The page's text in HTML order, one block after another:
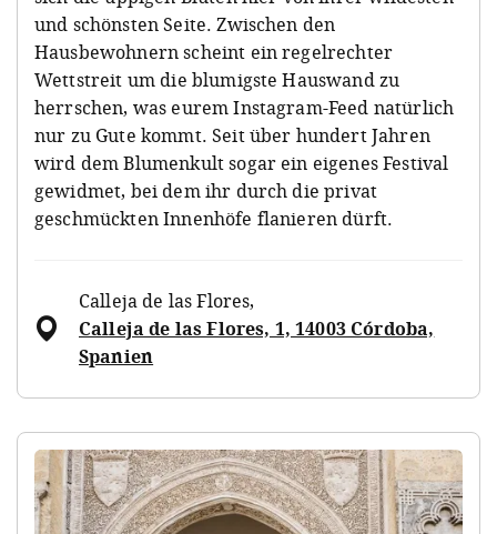
und schönsten Seite. Zwischen den
Hausbewohnern scheint ein regelrechter
Wettstreit um die blumigste Hauswand zu
herrschen, was eurem Instagram-Feed natürlich
nur zu Gute kommt. Seit über hundert Jahren
wird dem Blumenkult sogar ein eigenes Festival
gewidmet, bei dem ihr durch die privat
geschmückten Innenhöfe flanieren dürft.
Calleja de las Flores,
Calleja de las Flores, 1, 14003 Córdoba,
Spanien